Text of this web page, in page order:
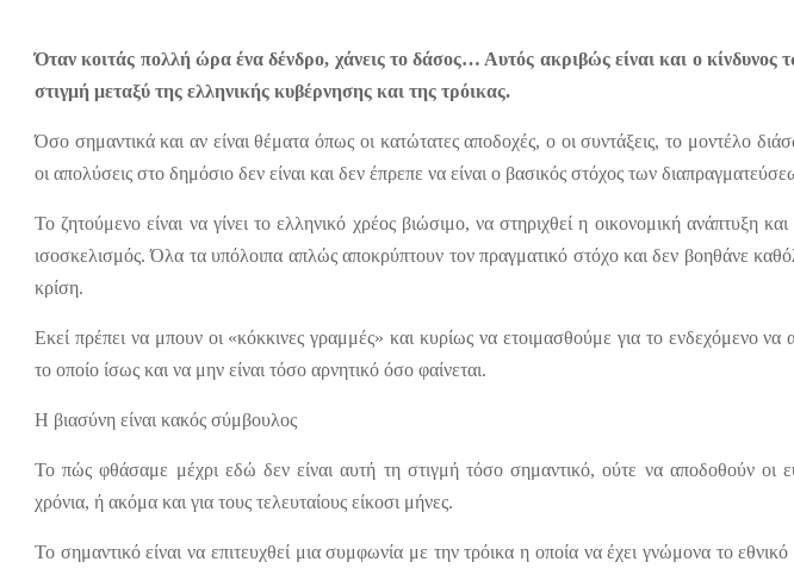
Όταν κοιτάς πολλή ώρα ένα δένδρο, χάνεις το δάσος… Αυτός ακριβώς είναι και ο κίνδυνος
στιγμή μεταξύ της ελληνικής κυβέρνησης και της τρόικας.
Όσο σημαντικά και αν είναι θέματα όπως οι κατώτατες αποδοχές, ο oι συντάξεις, το μοντέλο
οι απολύσεις στο δημόσιο δεν είναι και δεν έπρεπε να είναι ο βασικός στόχος των
Το ζητούμενο είναι να γίνει το ελληνικό χρέος βιώσιμο, να στηριχθεί η οικονομική ανάπτυξη
ισοσκελισμός. Όλα τα υπόλοιπα απλώς αποκρύπτουν τον πραγματικό στόχο και δεν βοηθάνε
κρίση.
Εκεί πρέπει να μπουν οι «κόκκινες γραμμές» και κυρίως να ετοιμασθούμε για το ενδεχόμενο να
το οποίο ίσως και να μην είναι τόσο αρνητικό όσο φαίνεται.
Η βιασύνη είναι κακός σύμβουλος
Το πώς φθάσαμε μέχρι εδώ δεν είναι αυτή τη στιγμή τόσο σημαντικό, ούτε να αποδοθούν οι
χρόνια, ή ακόμα και για τους τελευταίους είκοσι μήνες.
Το σημαντικό είναι να επιτευχθεί μια συμφωνία με την τρόικα η οποία να έχει γνώμονα το